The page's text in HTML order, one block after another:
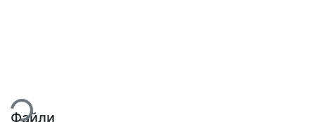
Файли